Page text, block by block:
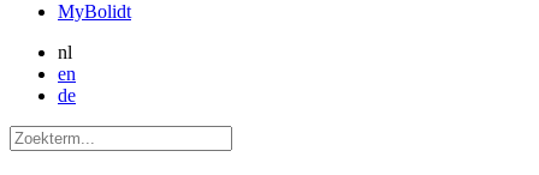
MyBolidt
nl
en
de